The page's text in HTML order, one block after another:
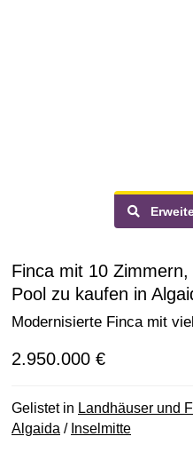
Finca mit 10
Pool zu kaufen in
Modernisierte Finca mit
2.950.000 €
Gelistet in Landhäuser und
Algaida / Inselmitte